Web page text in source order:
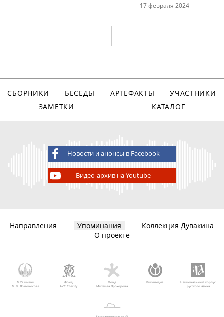
17 февраля 2024
СБОРНИКИ БЕСЕДЫ АРТЕФАКТЫ
УЧАСТНИКИ
ЗАМЕТКИ
КАТАЛОГ
Новости и анонсы в Facebook
Видео-архив на Youtube
Направления Упоминания
Коллекция Дувакина
О проекте
МГУ имени
М.В. Ломоносова
Фонд
AVC Charity
Фонд
Михаила Прохорова
Викимедиа
Национальный корпус
русского языка